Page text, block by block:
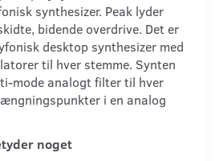
synthesizer. Peak lyder
bidende overdrive. Det er
desktop synthesizer med
til hver stemme. Synten
mode analogt filter til hver
i en analog
noget